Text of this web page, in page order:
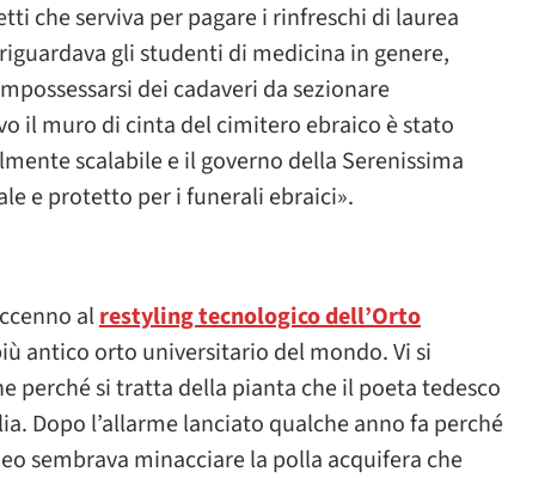
che serviva per pagare i rinfreschi di laurea
gli studenti di medicina in genere,
dei cadaveri da sezionare
il muro di cinta del cimitero ebraico è stato
scalabile e il governo della Serenissima
e protetto per i funerali ebraici».
alrestyling tecnologico dell’Orto
antico orto universitario del mondo. Vi si
perché si tratta della pianta che il poeta tedesco
Dopo l’allarme lanciato qualche anno fa perché
sembrava minacciare la polla acquifera che